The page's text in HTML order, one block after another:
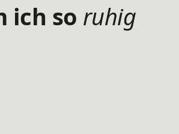
ich so ruhig